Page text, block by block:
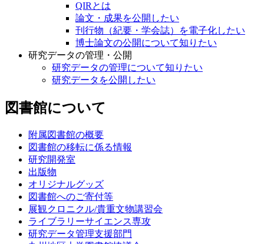
QIRとは
論文・成果を公開したい
刊行物（紀要・学会誌）を電子化したい
博士論文の公開について知りたい
研究データの管理・公開
研究データの管理について知りたい
研究データを公開したい
図書館について
附属図書館の概要
図書館の移転に係る情報
研究開発室
出版物
オリジナルグッズ
図書館へのご寄付等
展観クロニクル/貴重文物講習会
ライブラリーサイエンス専攻
研究データ管理支援部門